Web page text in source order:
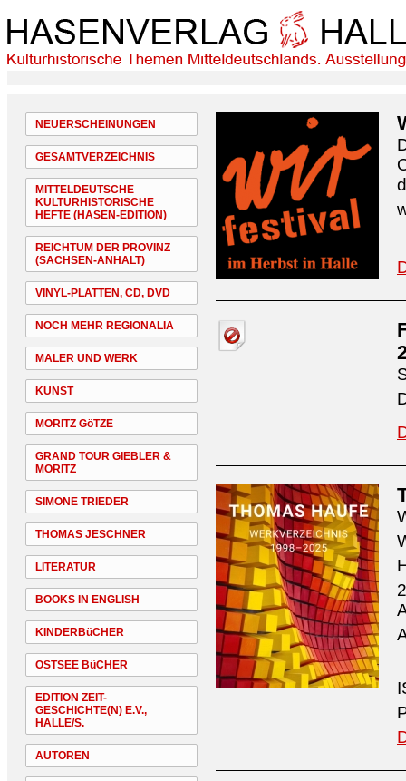
NEUERSCHEINUNGEN
GESAMTVERZEICHNIS
MITTELDEUTSCHE
KULTURHISTORISCHE
HEFTE (HASEN-EDITION)
REICHTUM DER PROVINZ
(SACHSEN-ANHALT)
VINYL-PLATTEN, CD, DVD
NOCH MEHR REGIONALIA
MALER UND WERK
KUNST
MORITZ GöTZE
GRAND TOUR GIEBLER &
MORITZ
SIMONE TRIEDER
THOMAS JESCHNER
LITERATUR
BOOKS IN ENGLISH
KINDERBüCHER
OSTSEE BüCHER
EDITION ZEIT-
GESCHICHTE(N) E.V.,
HALLE/S.
AUTOREN